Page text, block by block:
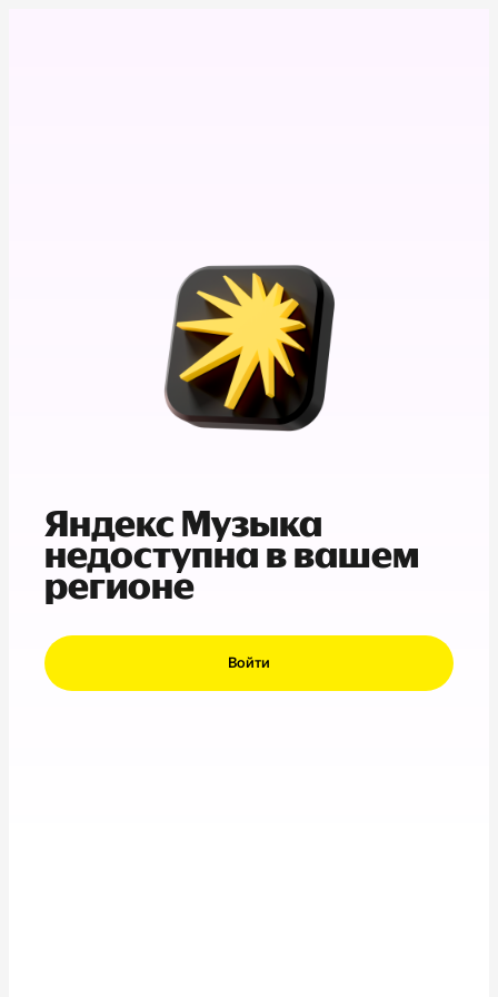
Яндекс Музыка
недоступна в вашем
регионе
Войти